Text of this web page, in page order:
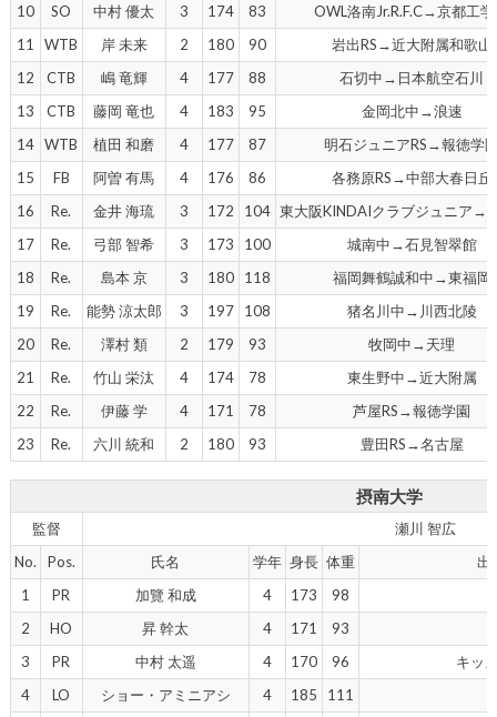
10
SO 中村 優太 3 174 83
OWL洛南Jr.R.F.C→京都工
11
WTB 岸 未来 2 180 90
岩出RS→近大附属和歌山
12
CTB 嶋 竜輝 4 177 88
石切中→日本航空石川
13
CTB 藤岡 竜也 4 183 95
金岡北中→浪速
14 WTB 植田 和磨 4 177 87
明石ジュニアRS→報徳学
15
FB 阿曽 有馬 4 176 86
各務原RS→中部大春日丘
16
Re. 金井 海琉 3 172 104 東大阪KINDAIクラブジュニア→
17
Re. 弓部 智希 3 173 100
城南中→石見智翠館
18
Re. 島本 京 3 180 118
福岡舞鶴誠和中→東福岡
19
Re. 能勢 涼太郎 3 197 108
猪名川中→川西北陵
20
Re. 澤村 類 2 179 93
牧岡中→天理
21
Re. 竹山 栄汰 4 174 78
東生野中→近大附属
22
Re. 伊藤 学 4 171 78
芦屋RS→報徳学園
23
Re. 六川 統和 2 180 93 豊田RS→名古屋
摂南大学
監督
瀬川 智広
No.
Pos. 氏名 学年 身長 体重
出
1
PR 加覽 和成 4 173 98
2
HO 昇 幹太 4 171
93
3
PR 中村 太遥 4 170 96
キッ
4
LO ショー・アミニアシ 4 185
111